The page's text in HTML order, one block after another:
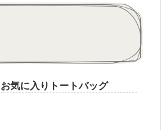
お気に入りトートバッグ